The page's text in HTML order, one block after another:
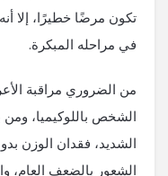
تكون مرضًا خطيرًا، إلا
في مراحله المبكرة.
من الضروري مراقبة
الشخص باللوكيميا، ومن
الشديد، فقدان الوزن
الشعور بالضعف العام،